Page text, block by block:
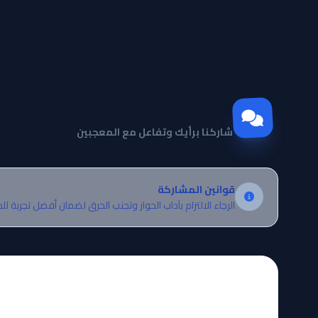
مجتمع Otanyuu
شاركنا برأيك وتفاعل مع المعجبين
قوانين المشاركة
الرجاء الالتزام بآداب الحوار وتجنب الحرق لضمان أفضل تجربة